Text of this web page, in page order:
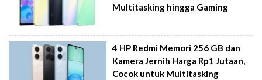
Multitasking hingga Gaming
4 HP Redmi Memori 256 GB dan
Kamera Jernih Harga Rp1 Jutaan,
Cocok untuk Multitasking